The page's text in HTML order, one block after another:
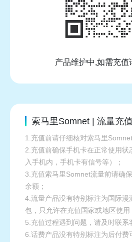
产品维护中,如需充值
索马里Somnet | 流量充
1.充值前请仔细核对索马里
2.充值前确保手机卡在正常使用状
入手机内，手机卡有信号等）；
3.充值索马里Somnet流量前请确
余额；
4.流量产品没有特别标注为国际漫
包，只允许在充值国家或地区使用
5.充值过程遇到问题，请及时联系
6.话费产品没有特别标注为后付费